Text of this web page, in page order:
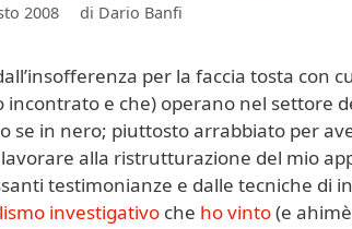
2008 di Dario Banfi
per la faccia tosta con
incontrato e che) operano nel settore
se in nero; piuttosto arrabbiato per
alla ristrutturazione del mio
testimonianze e dalle tecniche di
investigativo che ho vinto(e